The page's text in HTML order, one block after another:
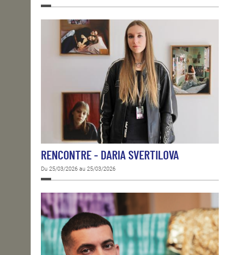
RENCONTRE - DARIA SVERTILOVA
Du 25/03/2026 au 25/03/2026